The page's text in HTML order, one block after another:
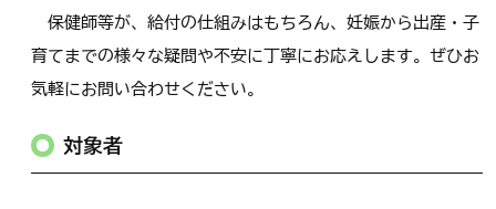
保健師等が、給付の仕組みはもちろん、妊娠から出産・子
育てまでの様々な疑問や不安に丁寧にお応えします。ぜひお
気軽にお問い合わせください。
対象者